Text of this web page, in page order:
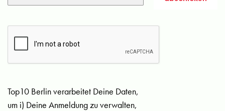
Top10 Berlin verarbeitet Deine Daten,
um i) Deine Anmeldung zu verwalten,